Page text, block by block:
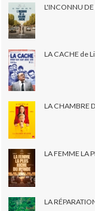
L'INCONNU
LA CACHE de
LA CHAMBRE
LA FEMME LA
LA